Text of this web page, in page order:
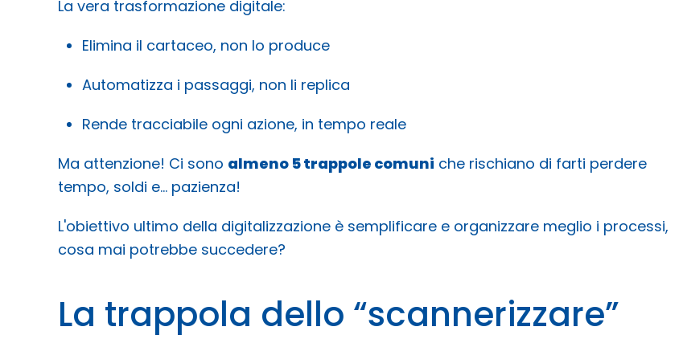
La vera trasformazione digitale:
Elimina il cartaceo, non lo produce
Automatizza i passaggi, non li replica
Rende tracciabile ogni azione, in tempo reale
Ma attenzione! Ci sono almeno 5 trappole comuni che rischiano di farti perdere
tempo, soldi e… pazienza!
L'obiettivo ultimo della digitalizzazione è semplificare e organizzare meglio i processi,
cosa mai potrebbe succedere?
La trappola dello “scannerizzare”